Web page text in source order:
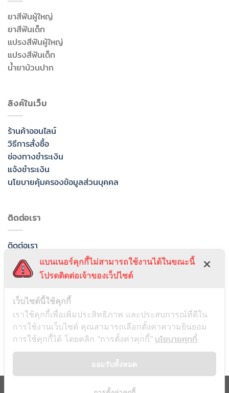
ยาสีฟันผู้ใหญ่
ยาสีฟันเด็ก
แปรงสีฟันผู้ใหญ่
แปรงสีฟันเด็ก
น้ำยาบ้วนปาก
ลิงค์ในเว็บ
ร้านค้าออนไลน์
วิธีการสั่งซื้อ
ช่องทางชำระเงิน
แจ้งชำระเงิน
นโยบายคุ้มครองข้อมูลส่วนบุคคล
ติดต่อเรา
ติดต่อเรา
เกี่ยวกับเรา
ข่าวและกิจกรรม
แบนเนอร์คุกกี้ไม่สามารถใช้งานได้ในขณะนี้
โปรดติดต่อเจ้าของเว็ปไซต์
เว็บไซต์นี้ใช้คุกกี้
เราใช้คุกกี้เพื่อเพิ่มประสิทธิภาพ และประสบการณ์ที่ดีใน
การใช้งานเว็บไซต์ คุณสามารถเลือกตั้งค่าความยินยอม
การใช้คุกกี้ได้ โดยคลิก "การตั้งค่าคุกกี้" นโยบายคุกกี้
ยอมรับทั้งหมด